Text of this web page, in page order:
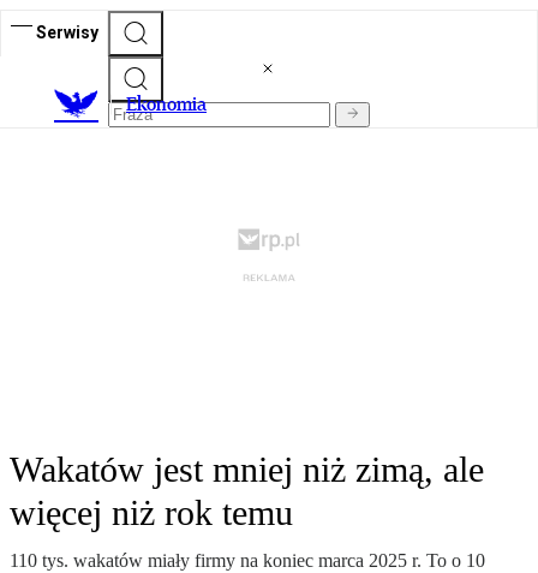
Serwisy
Ekonomia
Wakatów jest mniej niż zimą, ale
więcej niż rok temu
110 tys. wakatów miały firmy na koniec marca 2025 r. To o 10